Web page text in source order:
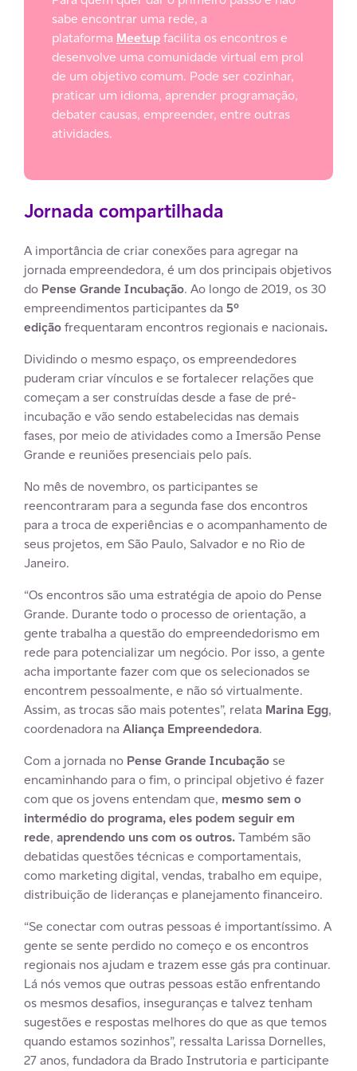
sabe encontrar uma rede, a
plataforma Meetupfacilita os encontros e
desenvolve uma comunidade virtual em prol
de um objetivo comum. Pode ser cozinhar,
praticar um idioma, aprender programação,
debater causas, empreender, entre outras
atividades.
Jornada compartilhada
A importância de criar conexões para agregar na
jornada empreendedora, é um dos principais objetivos
do Pense Grande Incubação. Ao longo de 2019, os 30
empreendimentos participantes da 5º
ediçãofrequentaram encontros regionais e nacionais.
Dividindo o mesmo espaço, os empreendedores
puderam criar vínculos e se fortalecer relações que
começam a ser construídas desde a fase de pré-
incubação e vão sendo estabelecidas nas demais
fases, por meio de atividades como a Imersão Pense
Grande e reuniões presenciais pelo país.
No mês de novembro, os participantes se
reencontraram para a segunda fase dos encontros
para a troca de experiências e o acompanhamento de
seus projetos, em São Paulo, Salvador e no Rio de
Janeiro.
“Os encontros são uma estratégia de apoio do Pense
Grande. Durante todo o processo de orientação, a
gente trabalha a questão do empreendedorismo em
rede para potencializar um negócio. Por isso, a gente
acha importante fazer com que os selecionados se
encontrem pessoalmente, e não só virtualmente.
Assim, as trocas são mais potentes”, relata Marina Egg,
coordenadora na Aliança Empreendedora.
Com a jornada no Pense Grande Incubação se
encaminhando para o fim, o principal objetivo é fazer
com que os jovens entendam que, mesmo sem o
intermédio do programa, eles podem seguir em
rede, aprendendo uns com os outros.Também são
debatidas questões técnicas e comportamentais,
como marketing digital, vendas, trabalho em equipe,
distribuição de lideranças e planejamento financeiro.
“Se conectar com outras pessoas é importantíssimo. A
gente se sente perdido no começo e os encontros
regionais nos ajudam e trazem esse gás pra continuar.
Lá nós vemos que outras pessoas estão enfrentando
os mesmos desafios, inseguranças e talvez tenham
sugestões e respostas melhores do que as que temos
quando estamos sozinhos”, ressalta Larissa Dornelles,
27 anos, fundadora da Brado Instrutoria e participante